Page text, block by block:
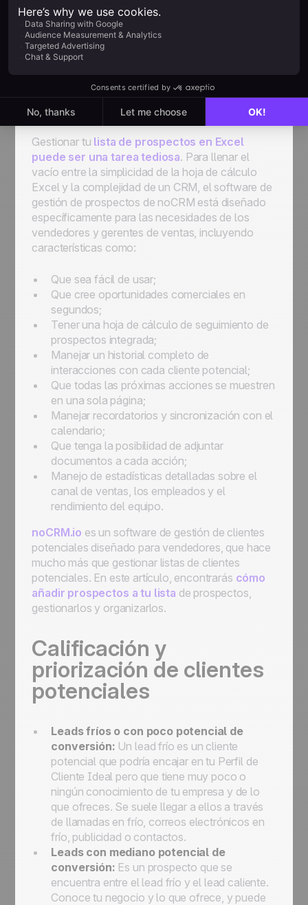
Siempre es una ventaja que la lista de
prospección también incluya información que
permita al equipo de ventas priorizar sus
actividades concentrándose en los leads con más
noCRM vs Excel
Gestionar tu lista de prospectos en Excel
puede ser una tarea tediosa. Para llenar el
vacío entre la simplicidad de la hoja de cálculo
Excel y la complejidad de un CRM, el software de
gestión de prospectos de noCRM está diseñado
específicamente para las necesidades de los
vendedores y gerentes de ventas, incluyendo
características como:
Que sea fácil de usar;
Que cree oportunidades comerciales en
segundos;
Tener una hoja de cálculo de seguimiento de
prospectos integrada;
Manejar un historial completo de
interacciones con cada cliente potencial;
Que todas las próximas acciones se muestren
en una sola página;
Manejar recordatorios y sincronización con el
calendario;
Que tenga la posibilidad de adjuntar
documentos a cada acción;
Manejo de estadísticas detalladas sobre el
canal de ventas, los empleados y el
rendimiento del equipo.
noCRM.io es un software de gestión de clientes
potenciales diseñado para vendedores, que hace
mucho más que gestionar listas de clientes
potenciales. En este artículo, encontrarás cómo
añadir prospectos a tu lista de prospectos,
gestionarlos y organizarlos.
Calificación y
priorización de clientes
potenciales
Leads fríos o con poco potencial de
conversión: Un lead frío es un cliente
potencial que podría encajar en tu Perfil de
Cliente Ideal pero que tiene muy poco o
ningún conocimiento de tu empresa y de lo
que ofreces. Se suele llegar a ellos a través
de llamadas en frío, correos electrónicos en
frío, publicidad o contactos.
Leads con mediano potencial de
conversión: Es un prospecto que se
encuentra entre el lead frío y el lead caliente.
Conoce tu negocio y lo que ofrece, y puede